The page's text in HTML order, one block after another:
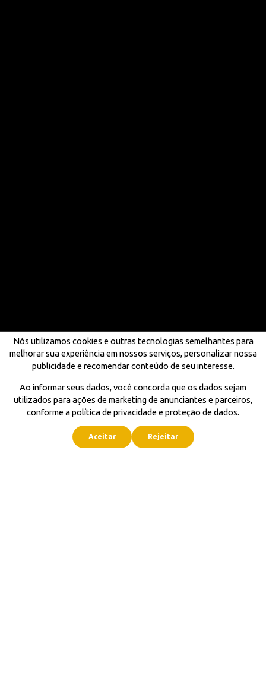
Nós utilizamos cookies e outras tecnologias semelhantes para
melhorar sua experiência em nossos serviços, personalizar nossa
publicidade e recomendar conteúdo de seu interesse.
Ao informar seus dados, você concorda que os dados sejam
utilizados para ações de marketing de anunciantes e parceiros,
conforme a política de privacidade e proteção de dados.
Aceitar Rejeitar